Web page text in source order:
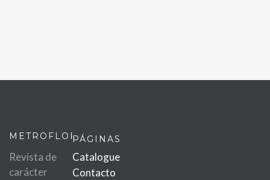
METROFLOR
Revista de
carácter
PÁGINAS
Catalogue
Contacto